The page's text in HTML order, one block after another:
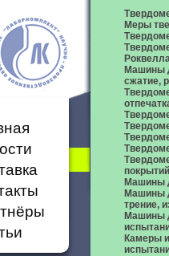
Меры
Машины
сжатие,
покрытий
Машины
Машины
трение,
Машины
Камеры